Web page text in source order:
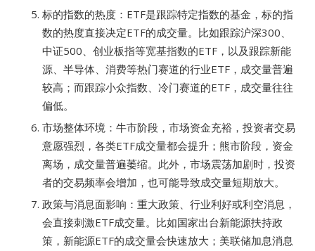
标的指数的热度：ETF是跟踪特定指数的基金，标的指
数的热度直接决定ETF的成交量。比如跟踪沪深300、
中证500、创业板指等宽基指数的ETF，以及跟踪新能
源、半导体、消费等热门赛道的行业ETF，成交量普遍
较高；而跟踪小众指数、冷门赛道的ETF，成交量往往
偏低。
市场整体环境：牛市阶段，市场资金充裕，投资者交易
意愿强烈，各类ETF成交量都会提升；熊市阶段，资金
离场，成交量普遍萎缩。此外，市场震荡加剧时，投资
者的交易频率会增加，也可能导致成交量短期放大。
政策与消息面影响：重大政策、行业利好或利空消息，
会直接刺激ETF成交量。比如国家出台新能源扶持政
策，新能源ETF的成交量会快速放大；美联储加息消息